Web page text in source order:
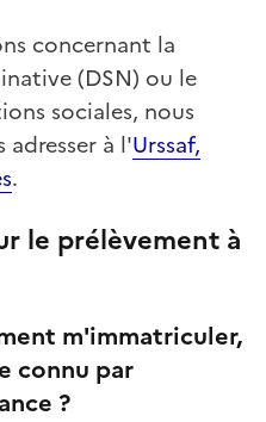
concernant la
(DSN) ou le
sociales, nous
adresser à l'Urssaf,
.
le prélèvement à
m'immatriculer,
connu par
?